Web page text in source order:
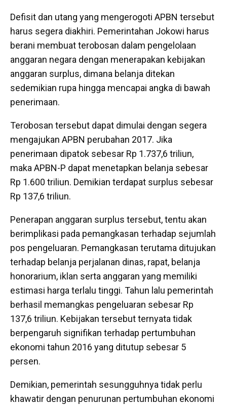
Defisit dan utang yang mengerogoti APBN tersebut
harus segera diakhiri. Pemerintahan Jokowi harus
berani membuat terobosan dalam pengelolaan
anggaran negara dengan menerapakan kebijakan
anggaran surplus, dimana belanja ditekan
sedemikian rupa hingga mencapai angka di bawah
penerimaan.
Terobosan tersebut dapat dimulai dengan segera
mengajukan APBN perubahan 2017. Jika
penerimaan dipatok sebesar Rp 1.737,6 triliun,
maka APBN-P dapat menetapkan belanja sebesar
Rp 1.600 triliun. Demikian terdapat surplus sebesar
Rp 137,6 triliun.
Penerapan anggaran surplus tersebut, tentu akan
berimplikasi pada pemangkasan terhadap sejumlah
pos pengeluaran. Pemangkasan terutama ditujukan
terhadap belanja perjalanan dinas, rapat, belanja
honorarium, iklan serta anggaran yang memiliki
estimasi harga terlalu tinggi. Tahun lalu pemerintah
berhasil memangkas pengeluaran sebesar Rp
137,6 triliun. Kebijakan tersebut ternyata tidak
berpengaruh signifikan terhadap pertumbuhan
ekonomi tahun 2016 yang ditutup sebesar 5
persen.
Demikian, pemerintah sesungguhnya tidak perlu
khawatir dengan penurunan pertumbuhan ekonomi